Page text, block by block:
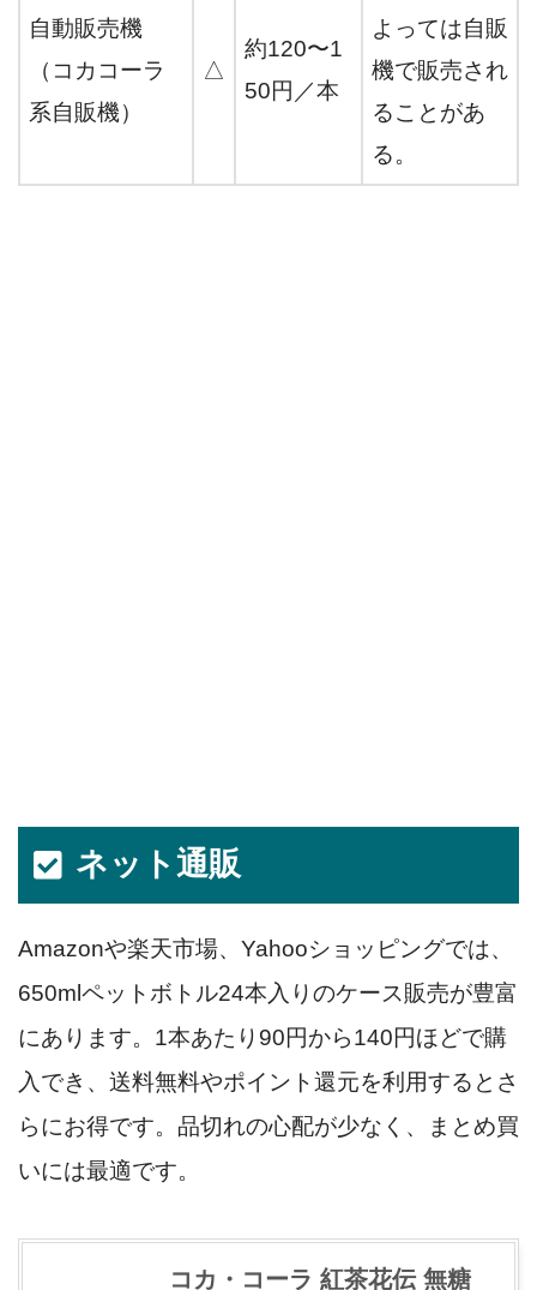
自動販売機
（コカコーラ
系自販機）
△
約120〜1
50円／本
よっては自販
機で販売され
ることがあ
る。
ネット通販
Amazonや楽天市場、Yahooショッピングでは、
650mlペットボトル24本入りのケース販売が豊富
にあります。1本あたり90円から140円ほどで購
入でき、送料無料やポイント還元を利用するとさ
らにお得です。品切れの心配が少なく、まとめ買
いには最適です。
コカ・コーラ 紅茶花伝 無糖